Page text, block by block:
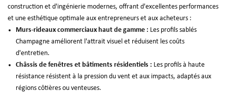
construction et d'ingénierie modernes, offrant d'excellentes performances
et une esthétique optimale aux entrepreneurs et aux acheteurs :
Murs-rideaux commerciaux haut de gamme : Les profils sablés
Champagne améliorent l'attrait visuel et réduisent les coûts
d'entretien.
Châssis de fenêtres et bâtiments résidentiels : Les profils à haute
résistance résistent à la pression du vent et aux impacts, adaptés aux
régions côtières ou venteuses.